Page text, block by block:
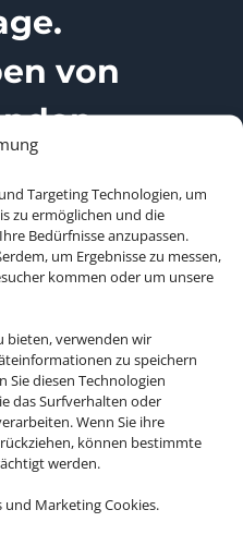
Targeting Technologien, um
zu ermöglichen und die
Bedürfnisse anzupassen.
um Ergebnisse zu messen,
kommen oder um unsere
bieten, verwenden wir
zu speichern
Sie diesen Technologien
das Surfverhalten oder
Wenn Sie ihre
können bestimmte
werden.
Marketing Cookies.
von
Pool
ein,